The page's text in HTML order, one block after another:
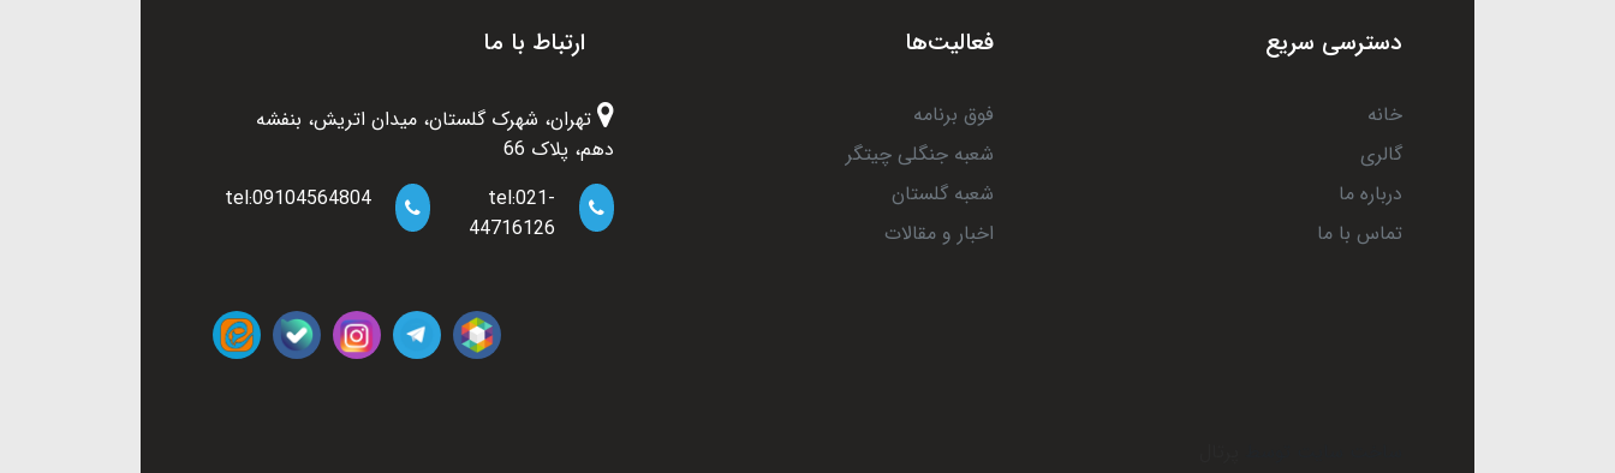
دسترسی سریع
خانه
گالری
درباره ما
تماس با ما
فعالیت‌ها
فوق برنامه
شعبه جنگلی چیتگر
شعبه گلستان
اخبار و مقالات
ارتباط با ما
تهران، شهرک گلستان، میدان اتریش، بنفشه
دهم، پلاک 66
tel:021-
44716126
tel:09104564804